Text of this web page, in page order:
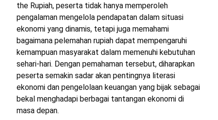
the Rupiah, peserta tidak hanya memperoleh
pengalaman mengelola pendapatan dalam situasi
ekonomi yang dinamis, tetapi juga memahami
bagaimana pelemahan rupiah dapat mempengaruhi
kemampuan masyarakat dalam memenuhi kebutuhan
sehari-hari. Dengan pemahaman tersebut, diharapkan
peserta semakin sadar akan pentingnya literasi
ekonomi dan pengelolaan keuangan yang bijak sebagai
bekal menghadapi berbagai tantangan ekonomi di
masa depan.